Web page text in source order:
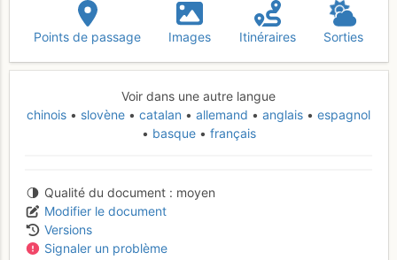
Points de passage Images Itinéraires Sorties
Voir dans une autre langue
chinois
slovène catalan allemand anglais
espagnol
basque
français
Qualité du document
moyen
Modifier le document
Versions
Signaler un problème